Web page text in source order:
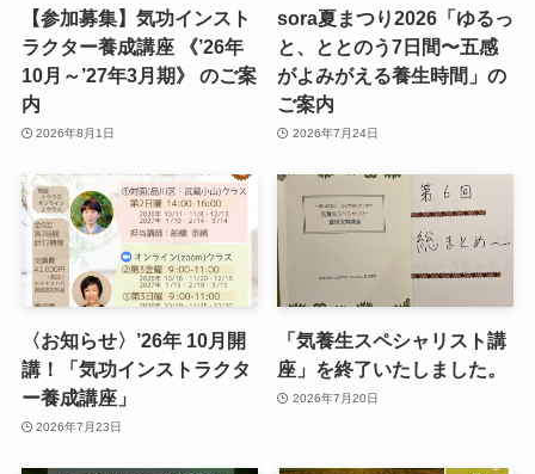
【参加募集】気功インスト
ラクター養成講座 《’26年
10月～’27年3月期》 のご案
内
2026年8月1日
sora夏まつり2026「ゆるっ
と、ととのう7日間〜五感
がよみがえる養生時間」の
ご案内
2026年7月24日
〈お知らせ〉’26年 10月開
講！「気功インストラクタ
ー養成講座」
2026年7月23日
「気養生スペシャリスト講
座」を終了いたしました。
2026年7月20日